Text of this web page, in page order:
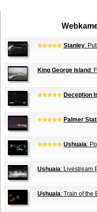
Stanley:
King George Island :
Deception
Palmer
Ushuaia:
Ushuaia: Livestream
Ushuaia: Train of the